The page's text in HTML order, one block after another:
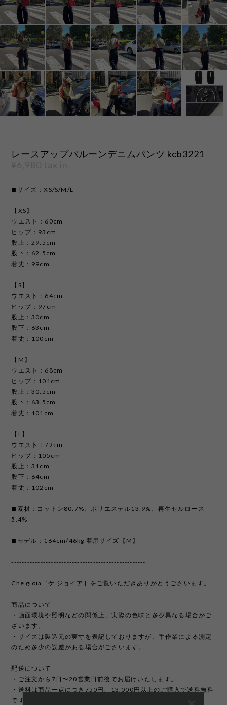
レースアップバルーンデニムパンツ kcb3221
◼︎サイズ：XS/S/M/L
【XS】
ウエスト：60cm
ヒップ：93cm
股上：29.5cm
股下：62.5cm
着丈：99cm
【S】
ウエスト：64cm
ヒップ：97cm
股上：30cm
股下：63cm
着丈：100cm
【M】
ウエスト：68cm
ヒップ：101cm
股上：30.5cm
股下：63.5cm
着丈：101cm
【L】
ウエスト：72cm
ヒップ：105cm
股上：31cm
股下：64cm
着丈：102cm
◼︎素材：コットン80.7%、ポリエステル13.9%、再生セルロース
5.4%
◼︎モデル：164cm/46kg 着用サイズ【M】
---------------------------------------------------
Che gioia［ケ ジョイア］をご覧いただきありがとうございます。
商品について
・画面環境や照明などの関係上、実際の色味と多少異なる場合がご
ざいます。
・サイズは製造元の実寸を表記しておりますが、手作業による測定
のため多少の誤差がある場合がございます。
配送について
・ご注文から7日〜20営業日前後でお届けいたします。
・送料は商品一点につき750円、13,000円以上のご購入で送料無料
です。（全国一律）